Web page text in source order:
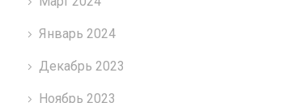
Январь 2024
Декабрь 2023
Ноябрь 2023